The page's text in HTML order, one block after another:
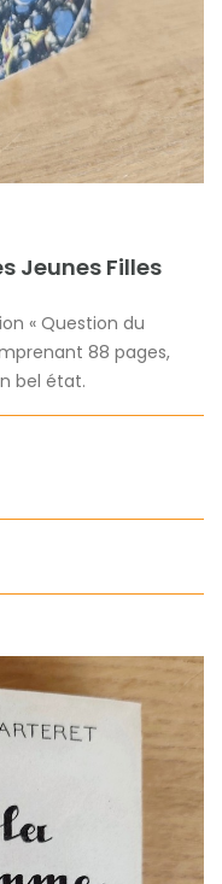
Jeunes Filles
« Question du
88 pages,
bel état.